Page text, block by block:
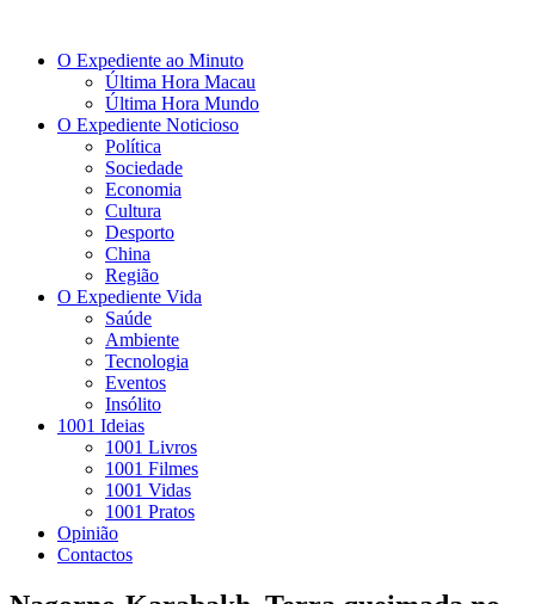
O Expediente ao Minuto
Última Hora Macau
Última Hora Mundo
O Expediente Noticioso
Política
Sociedade
Economia
Cultura
Desporto
China
Região
O Expediente Vida
Saúde
Ambiente
Tecnologia
Eventos
Insólito
1001 Ideias
1001 Livros
1001 Filmes
1001 Vidas
1001 Pratos
Opinião
Contactos